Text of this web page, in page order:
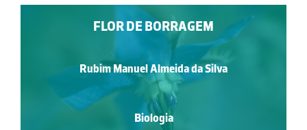
FLOR DE BORRAGEM
Rubim Manuel Almeida da Silva
Biologia